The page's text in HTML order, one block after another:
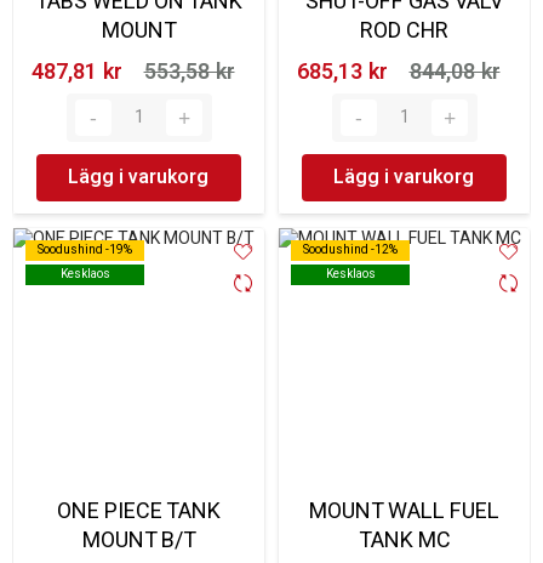
MOUNT
487,81 kr‎
553,58 kr‎
Lägg i varukorg
ROD CHR
685,13 kr‎
844,08 kr‎
Lägg i varukorg
Soodushind -19%
Kesklaos
Soodushind -19%
Kesklaos
ONE PIECE TANK
MOUNT B/T
Soodushind -12%
Kesklaos
Soodushind -12%
Kesklaos
MOUNT WALL FUEL
TANK MC